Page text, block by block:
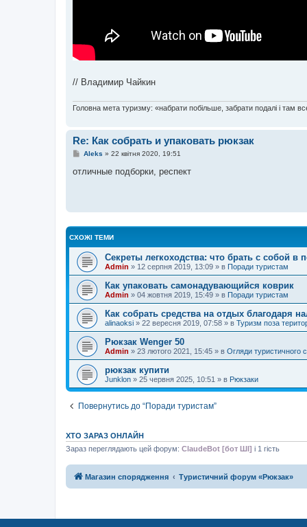
// Владимир Чайкин
Головна мета туризму: «набрати побільше, забрати подалі і там
Re: Как собрать и упаковать рюкзак
П
в
л
н
н
Aleks » 22 квітня 2020, 19:51
отличные подборки, респект
СХОЖІ ТЕМИ
Секреты легкоходства: что брать с собой в
Admin » 12 серпня 2019, 13:09 » в Поради туристам
Как упаковать самонадувающийся коврик
Admin » 04 жовтня 2019, 15:49 » в Поради туристам
Как собрать средства на отдых благодаря
alinaoksi » 22 вересня 2019, 07:58 » в Туризм поза
Рюкзак Wenger 50
Admin » 23 лютого 2021, 15:45 » в Огляди туристичного
рюкзак купити
Junklon » 25 червня 2025, 10:51 » в Рюкзаки
Повернутись до “Поради туристам”
ХТО ЗАРАЗ ОНЛАЙН
Зараз переглядають цей форум: ClaudeBot [бот ШІ] і 1 гість
Магазин спорядження Туристичний форум «Рюкзак»